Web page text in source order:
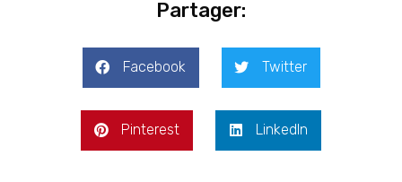
Partager:
Facebook Twitter
Pinterest LinkedIn